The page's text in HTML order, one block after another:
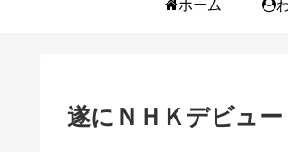
ホーム
遂にＮＨＫデビュー